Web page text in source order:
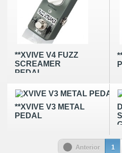
**XVIVE V4 FUZZ
SCREAMER
PEDAL
**XVIVE V3 METAL
PEDAL
Anterior 1